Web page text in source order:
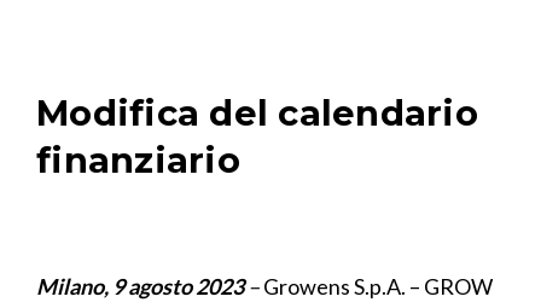
Modifica del calendario
finanziario
Milano, 9 agosto 2023–Growens S.p.A. – GROW